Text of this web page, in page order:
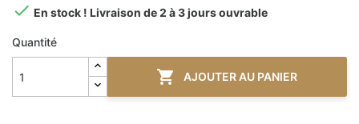
 En stock ! Livraison de 2 à 3 jours ouvrable
Quantité
 AJOUTER AU PANIER